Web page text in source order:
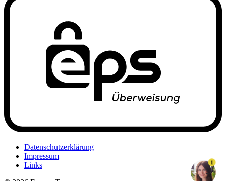
Datenschutzerklärung
Impressum
Links
1